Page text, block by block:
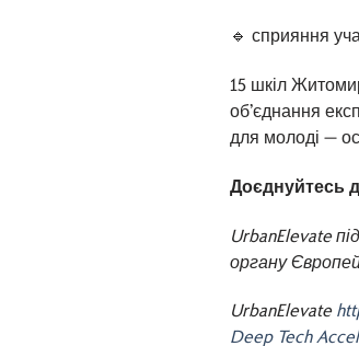
🔹 сприяння
15 шкіл
об’єднання
для молоді —
Доєднуйтесь
UrbanElevate
органу
UrbanElevate
Deep Tech